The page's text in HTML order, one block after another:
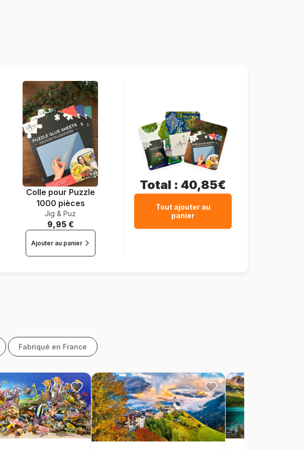
Colle pour Puzzle
1000 pièces
Jig & Puz
9,95 €
Ajouter au panier
Total : 40,85€
Tout ajouter au
panier
Fabriqué en France